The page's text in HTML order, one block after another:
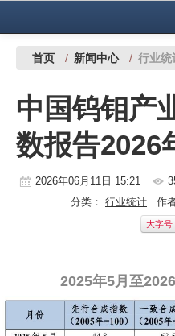
中国有色金属报社主办 广告服务
铜镍铅锌
铝
稀有稀土
地矿 建设
首页 / 新闻中心 / 行业统
中国钨钼产
数报告2026
2026年06月11日 15:21
分类： 行业统计 作
大字号
2025年5月至